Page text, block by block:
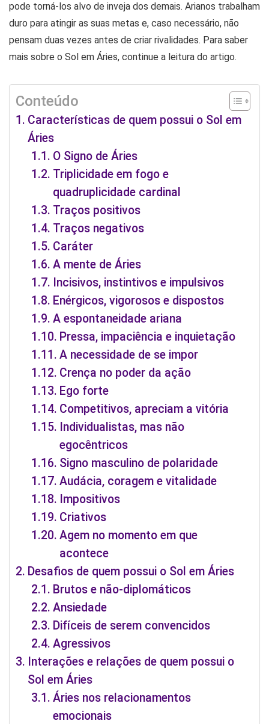
pode torná-los alvo de inveja dos demais. Arianos trabalham
duro para atingir as suas metas e, caso necessário, não
pensam duas vezes antes de criar rivalidades. Para saber
mais sobre o Sol em Áries, continue a leitura do artigo.
Conteúdo
Características de quem possui o Sol em
Áries
O Signo de Áries
Triplicidade em fogo e
quadruplicidade cardinal
Traços positivos
Traços negativos
Caráter
A mente de Áries
Incisivos, instintivos e impulsivos
Enérgicos, vigorosos e dispostos
A espontaneidade ariana
Pressa, impaciência e inquietação
A necessidade de se impor
Crença no poder da ação
Ego forte
Competitivos, apreciam a vitória
Individualistas, mas não
egocêntricos
Signo masculino de polaridade
Audácia, coragem e vitalidade
Impositivos
Criativos
Agem no momento em que
acontece
Desafios de quem possui o Sol em Áries
Brutos e não-diplomáticos
Ansiedade
Difíceis de serem convencidos
Agressivos
Interações e relações de quem possui o
Sol em Áries
Áries nos relacionamentos
emocionais